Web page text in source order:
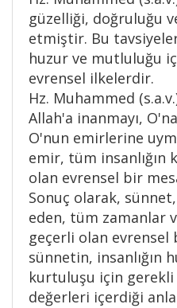
güzelliği, doğruluğu
etmiştir. Bu
huzur ve mutluluğu
evrensel ilkelerdir.
Hz. Muhammed
Allah'a inanmayı,
O'nun emirlerine
emir, tüm
olan evrensel bir
Sonuç olarak,
eden, tüm zamanlar
geçerli olan evrensel
sünnetin, insanlığın
kurtuluşu için gerekli
değerleri içerdiği